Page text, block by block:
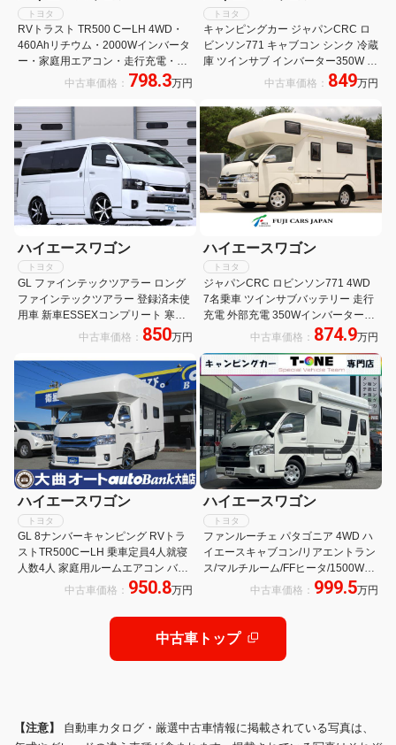
トヨタ
RVトラスト TR500 CーLH 4WD・
460Ahリチウム・2000Wインバータ
ー・家庭用エアコン・走行充電・外
部充電・シンク・レンジ・45L冷蔵
リーン・マルチルーム・フルセグナ
ビ・デジタルミラー
中古車価格： 798.3万円
トヨタ
キャンピングカー ジャパンCRC ロ
ビンソン771 キャブコン シンク 冷蔵
庫 ツインサブ インバーター350W べ
バスト製FFヒーター 液晶テレビ マ
ETC 常時モニター サイドオーニング
地デジチューナー
中古車価格： 849万円
ハイエースワゴン
トヨタ
GL ファインテックツアラー ロング
ファインテックツアラー 登録済未使
用車 新車ESSEXコンプリート 寒冷
地仕様 パノラミックビュー 両側パワ
スラ パワーバックドア 運助イージー
クローズ ESSEXエアロ 玄武ローダ
ウン
中古車価格： 850万円
ハイエースワゴン
トヨタ
ジャパンCRC ロビンソン771 4WD
7名乗車 ツインサブバッテリー 走行
充電 外部充電 350Wインバーター
FFヒーター 冷蔵庫 TV マックスファ
ン サイドオーニング メモリーナビ
バックカメラ キャンピングカー
中古車価格： 874.9万円
ハイエースワゴン
トヨタ
GL 8ナンバーキャンピング RVトラ
ストTR500CーLH 乗車定員4人就寝
人数4人 家庭用ルームエアコン バン
クベッド ソファー ベッド テーブル
中古車価格： 950.8万円
ハイエースワゴン
トヨタ
ファンルーチェ パタゴニア 4WD ハ
イエースキャブコン/リアエントラン
ス/マルチルーム/FFヒータ/1500Wイ
ンバータ/ツインサブBT/MAXFAN/サ
ショックアブソーバー・スタビライ
ザー
中古車価格： 999.5万円
中古車トップ
【注意】 自動車カタログ・厳選中古車情報に掲載されている写真は、